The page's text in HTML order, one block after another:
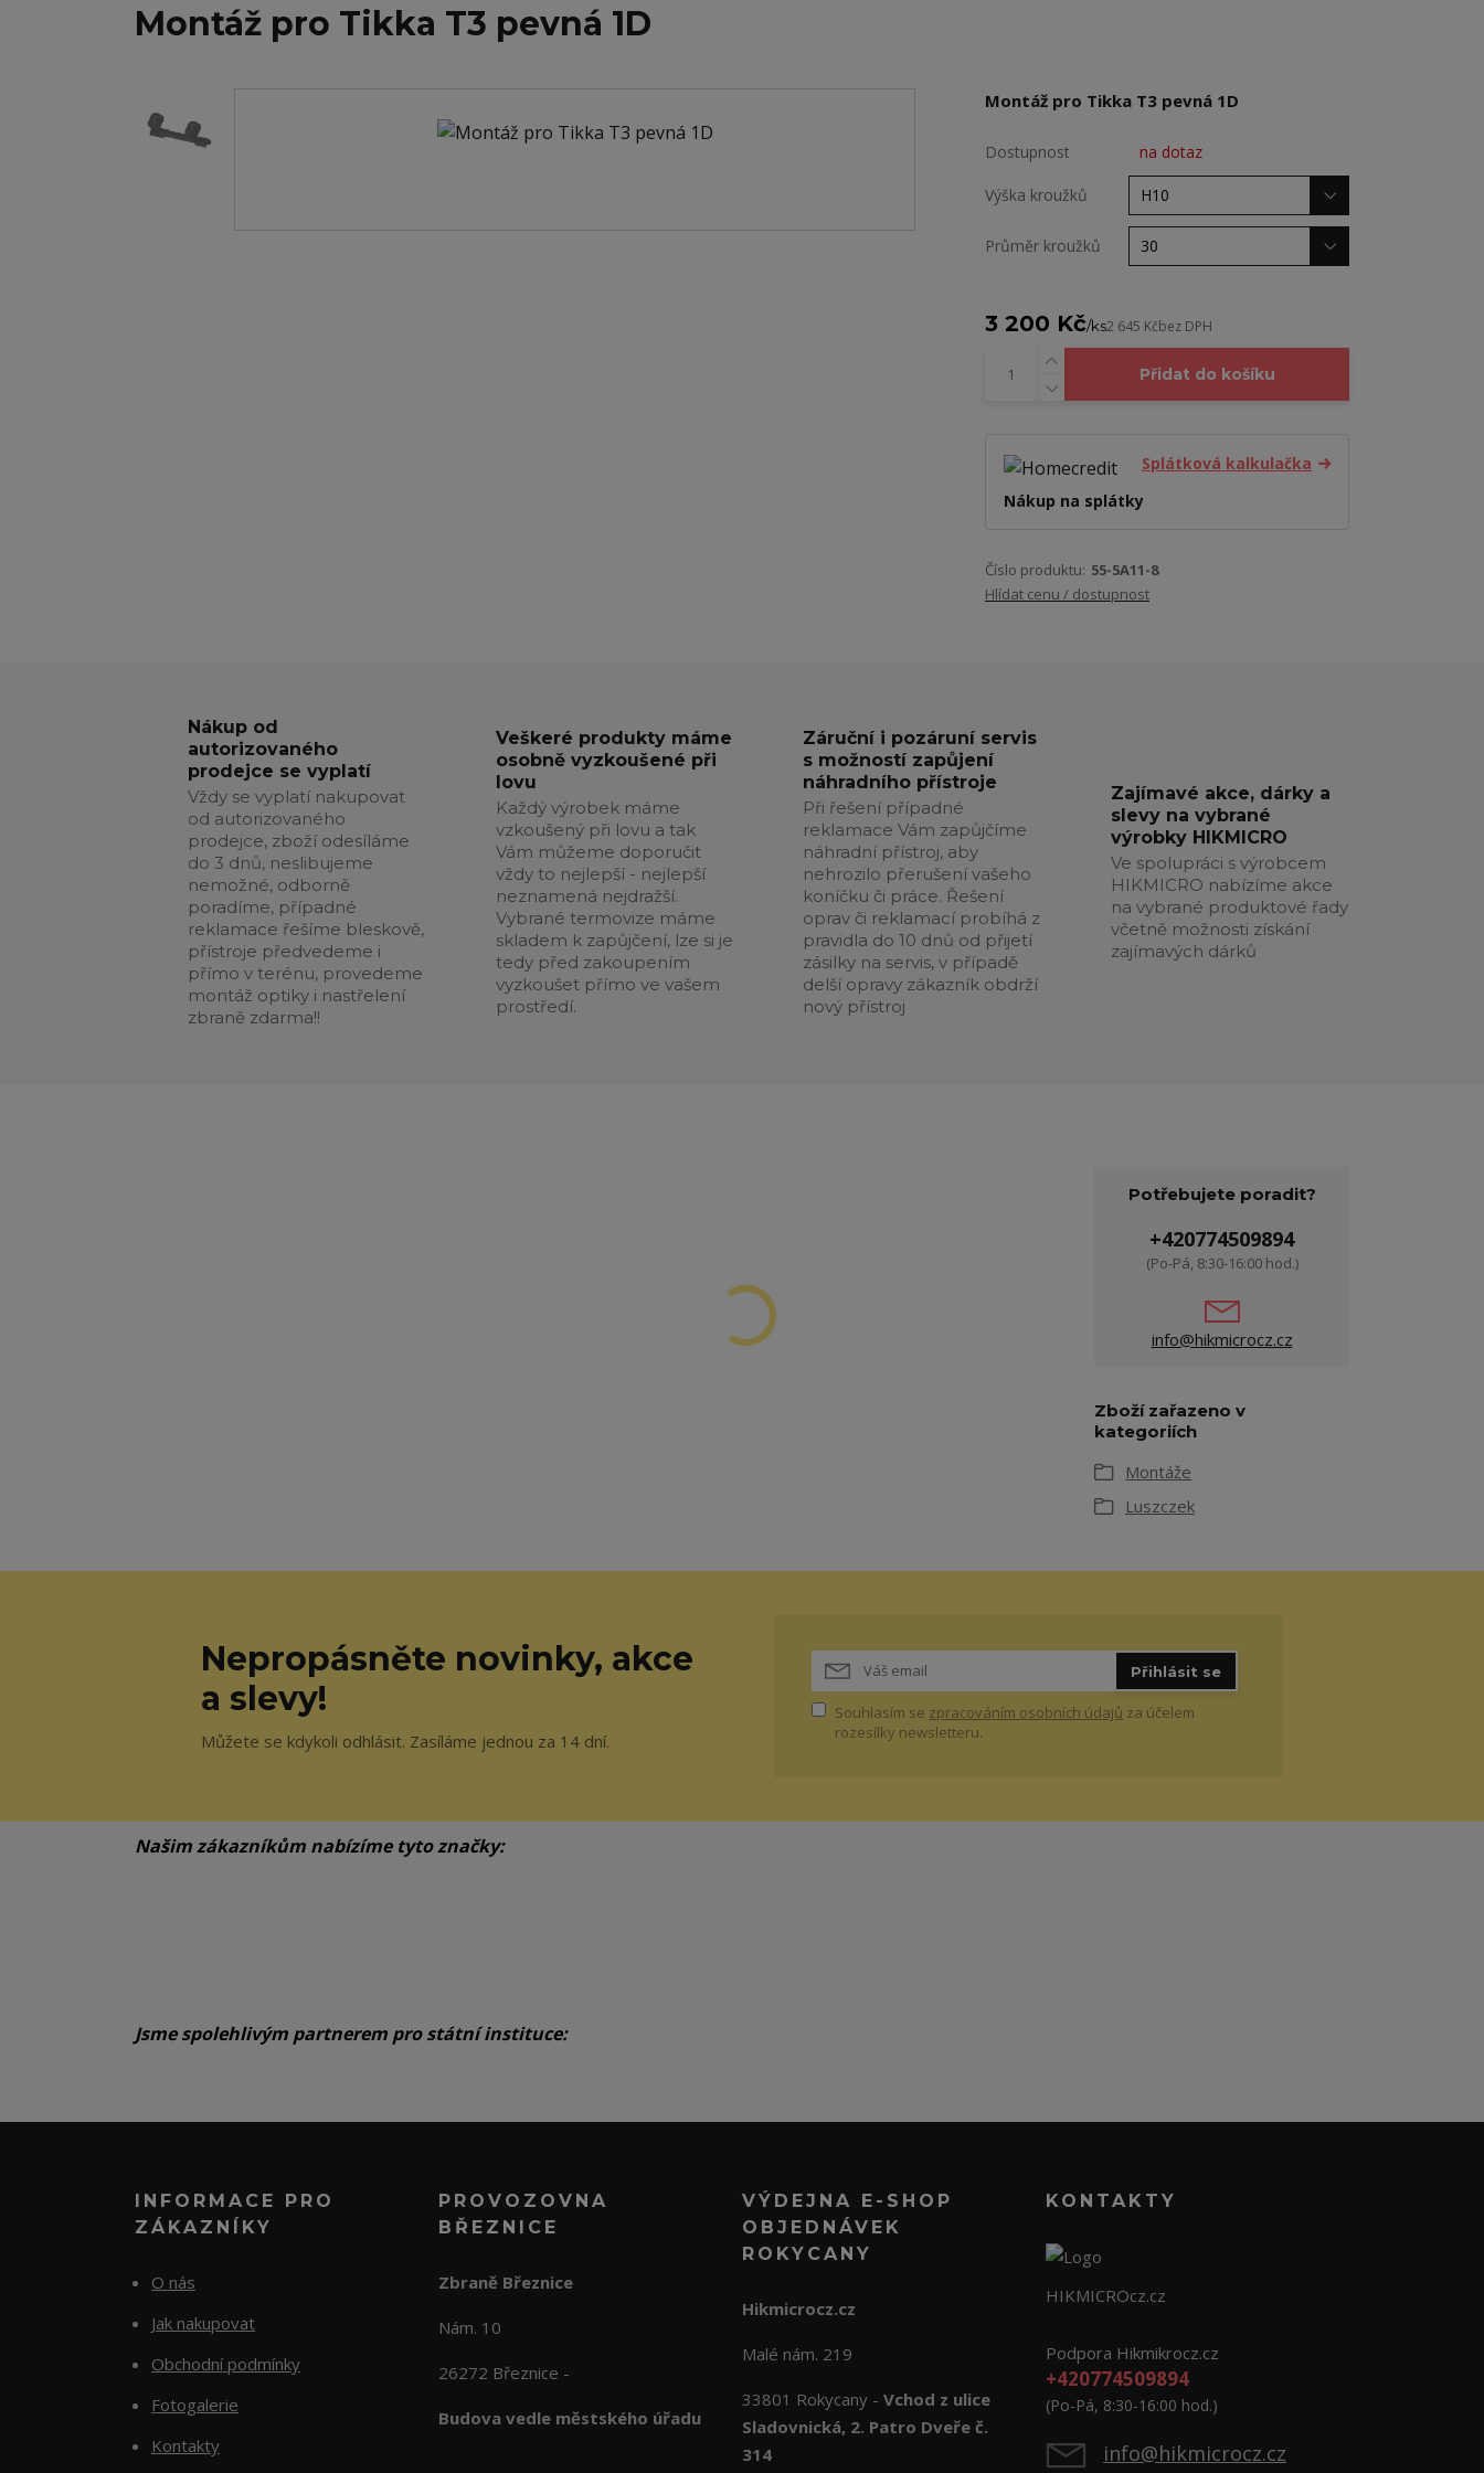
Montáž pro Tikka T3 pevná 1D
Montáž pro Tikka T3 pevná 1D
Dostupnost na dotaz
Výška kroužků
Průměr kroužků
3 200 Kč/ks2 645 Kčbez DPH
Přidat do košíku
Splátková kalkulačka
Nákup na splátky
Číslo produktu: 55-5A11-8
Hlídat cenu / dostupnost
Nákup od
autorizovaného
prodejce se vyplatí
Vždy se vyplatí nakupovat
od autorizovaného
prodejce, zboží odesíláme
do 3 dnů, neslibujeme
nemožné, odborně
poradíme, případné
reklamace řešíme bleskově,
přístroje předvedeme i
přímo v terénu, provedeme
montáž optiky i nastřelení
zbraně zdarma!!
Veškeré produkty máme
osobně vyzkoušené při
lovu
Každý výrobek máme
vzkoušený při lovu a tak
Vám můžeme doporučit
vždy to nejlepší - nejlepší
neznamená nejdražší.
Vybrané termovize máme
skladem k zapůjčení, lze si je
tedy před zakoupením
vyzkoušet přímo ve vašem
prostředí.
Záruční i pozáruní servis
s možností zapůjení
náhradního přístroje
Při řešení případné
reklamace Vám zapůjčíme
náhradní přístroj, aby
nehrozilo přerušení vašeho
koníčku či práce. Řešení
oprav či reklamací probíhá z
pravidla do 10 dnů od přijetí
zásilky na servis, v případě
delší opravy zákazník obdrží
nový přístroj
Zajímavé akce, dárky a
slevy na vybrané
výrobky HIKMICRO
Ve spolupráci s výrobcem
HIKMICRO nabízíme akce
na vybrané produktové řady
včetně možnosti získání
zajímavých dárků
Potřebujete poradit?
+420774509894
(Po-Pá, 8:30-16:00 hod.)
info@hikmicrocz.cz
Zboží zařazeno v
kategoriích
Montáže
Luszczek
Nepropásněte novinky, akce
a slevy!
Můžete se kdykoli odhlásit. Zasíláme jednou za 14 dní.
Přihlásit se
Souhlasím se zpracováním osobních údajů za účelem
rozesílky newsletteru.
Našim zákazníkům nabízíme tyto značky:
Jsme spolehlivým partnerem pro státní instituce:
INFORMACE PRO
ZÁKAZNÍKY
O nás
Jak nakupovat
Obchodní podmínky
Fotogalerie
Kontakty
PROVOZOVNA
BŘEZNICE
Zbraně Březnice
Nám. 10
26272 Březnice -
Budova vedle městského úřadu
VÝDEJNA E-SHOP
OBJEDNÁVEK
ROKYCANY
Hikmicrocz.cz
Malé nám. 219
33801 Rokycany - Vchod z ulice
Sladovnická, 2. Patro Dveře č.
314
KONTAKTY
HIKMICROcz.cz
Podpora Hikmikrocz.cz
+420774509894
(Po-Pá, 8:30-16:00 hod.)
info@hikmicrocz.cz